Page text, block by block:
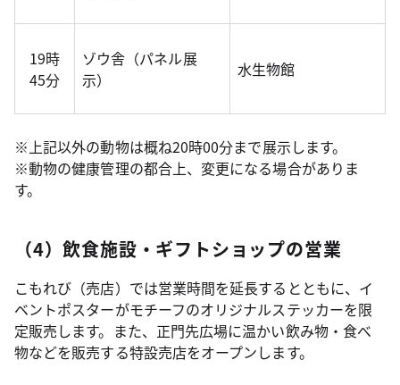
19時
45分
ゾウ舎（パネル展
示）
水生物館
※上記以外の動物は概ね20時00分まで展示します。
※動物の健康管理の都合上、変更になる場合がありま
す。
（4）飲食施設・ギフトショップの営業
こもれび（売店）では営業時間を延長するとともに、イ
ベントポスターがモチーフのオリジナルステッカーを限
定販売します。また、正門先広場に温かい飲み物・食べ
物などを販売する特設売店をオープンします。